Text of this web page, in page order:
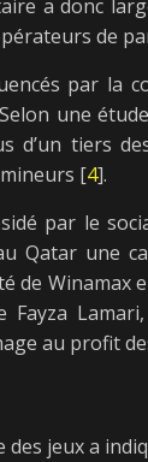
a donc
de
par la
une
tiers
[4].
par le
Qatar une
de Winamax
Fayza
au profit
jeux a